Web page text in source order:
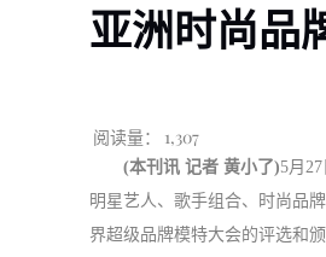
亚洲时尚品
阅读量： 1,307
(本刊讯记者黄小了)5月27
明星艺人、歌手组合、时尚品
界超级品牌模特大会的评选和